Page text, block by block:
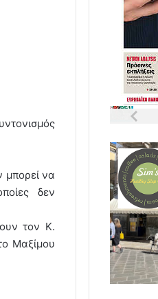
μπορεί να
δεν
τον Κ.
Μαξίμου